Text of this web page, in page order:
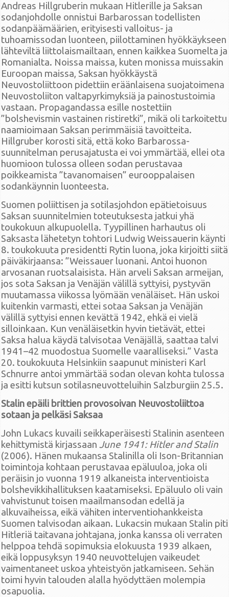
Andreas Hillgruberin mukaan Hitlerille ja Saksan
sodanjohdolle onnistui Barbarossan todellisten
sodanpäämäärien, erityisesti valloitus- ja
tuhoamissodan luonteen, piilottaminen hyökkäykseen
lähteviltä liittolaismailtaan, ennen kaikkea Suomelta ja
Romanialta. Noissa maissa, kuten monissa muissakin
Euroopan maissa, Saksan hyökkäystä
Neuvostoliittoon pidettiin eräänlaisena suojatoimena
Neuvostoliiton valtapyrkimyksiä ja painostustoimia
vastaan. Propagandassa esille nostettiin
”bolshevismin vastainen ristiretki”, mikä oli tarkoitettu
naamioimaan Saksan perimmäisiä tavoitteita.
Hillgruber korosti sitä, että koko Barbarossa-
suunnitelman perusajatusta ei voi ymmärtää, ellei ota
huomioon tulossa olleen sodan perustavaa
poikkeamista ”tavanomaisen” eurooppalaisen
sodankäynnin luonteesta.
Suomen poliittisen ja sotilasjohdon epätietoisuus
Saksan suunnitelmien toteutuksesta jatkui yhä
toukokuun alkupuolella. Tyypillinen harhautus oli
Saksasta lähetetyn tohtori Ludwig Weissauerin käynti
8. toukokuuta presidentti Rytin luona, joka kirjoitti siitä
päiväkirjaansa: ”Weissauer luonani. Antoi huonon
arvosanan ruotsalaisista. Hän arveli Saksan armeijan,
jos sota Saksan ja Venäjän välillä syttyisi, pystyvän
muutamassa viikossa lyömään venäläiset. Hän uskoi
kuitenkin varmasti, ettei sotaa Saksan ja Venäjän
välillä syttyisi ennen kevättä 1942, ehkä ei vielä
silloinkaan. Kun venäläisetkin hyvin tietävät, ettei
Saksa halua käydä talvisotaa Venäjällä, saattaa talvi
1941–42 muodostua Suomelle vaaralliseksi.” Vasta
20. toukokuuta Helsinkiin saapunut ministeri Karl
Schnurre antoi ymmärtää sodan olevan kohta tulossa
ja esitti kutsun sotilasneuvotteluihin Salzburgiin 25.5.
Stalin epäili brittien provosoivan Neuvostoliittoa
sotaan ja pelkäsi Saksaa
John Lukacs kuvaili seikkaperäisesti Stalinin asenteen
kehittymistä kirjassaan June 1941: Hitler and Stalin
(2006). Hänen mukaansa Stalinilla oli Ison-Britannian
toimintoja kohtaan perustavaa epäluuloa, joka oli
peräisin jo vuonna 1919 alkaneista interventioista
bolshevikkihallituksen kaatamiseksi. Epäluulo oli vain
vahvistunut toisen maailmansodan edellä ja
alkuvaiheissa, eikä vähiten interventiohankkeista
Suomen talvisodan aikaan. Lukacsin mukaan Stalin piti
Hitleriä taitavana johtajana, jonka kanssa oli verraten
helppoa tehdä sopimuksia elokuusta 1939 alkaen,
eikä loppusyksyn 1940 neuvottelujen vaikeudet
vaimentaneet uskoa yhteistyön jatkamiseen. Sehän
toimi hyvin talouden alalla hyödyttäen molempia
osapuolia.